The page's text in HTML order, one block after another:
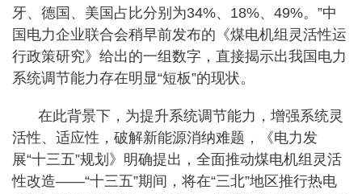
牙、德国、美国占比分别为34%、18%、49%。”中
国电力企业联合会稍早前发布的《煤电机组灵活性运
行政策研究》给出的一组数字，直接揭示出我国电力
系统调节能力存在明显“短板”的现状。
在此背景下，为提升系统调节能力，增强系统灵
活性、适应性，破解新能源消纳难题，《电力发
展“十三五”规划》明确提出，全面推动煤电机组灵活
性改造——“十三五”期间，将在“三北”地区推行热电